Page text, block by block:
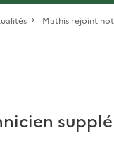
Mathis rejoint